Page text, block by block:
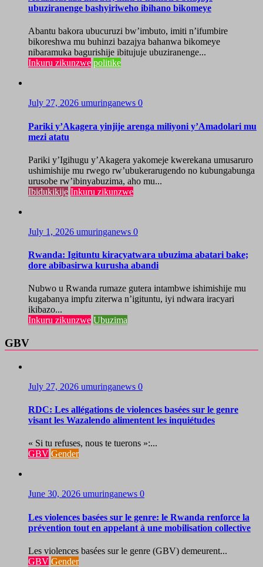
ubuziranenge bashyiriweho ibihano bikomeye
Abantu bakora ubucuruzi bw’imbuto, imiti n’ifumbire
bikoreshwa mu buhinzi bazajya bahanwa bikomeye
nibaramuka bagurishije ibitujuje ubuziranenge...
Inkuru zikunzwe politike
July 27, 2026 umuringanews 0
Pariki y’Akagera yinjije arenga miliyoni y’Amadolari mu
mezi atatu
Pariki y’Igihugu y’Akagera yakomeje kwerekana umusaruro
ushimishije mu rwego rw’ubukerarugendo no kubungabunga
urusobe rw’ibinyabuzima, aho mu...
Ibidukikije Inkuru zikunzwe
July 1, 2026 umuringanews 0
Rwanda: Igituntu kiracyatwara ubuzima abatari bake;
dore abibasirwa kurusha abandi
Nubwo u Rwanda rumaze gutera intambwe ishimishije mu
kugabanya impfu ziterwa n’igituntu, iyi ndwara iracyari
ikibazo...
Inkuru zikunzwe Ubuzima
GBV
July 27, 2026 umuringanews 0
RDC: Les allégations de violences basées sur le genre
visant les Wazalendo alimentent les inquiétudes
« Si tu refuses, nous te tuerons »:...
GBV Gender
June 30, 2026 umuringanews 0
Les violences basées sur le genre: le Rwanda renforce la
prévention tout en appelant à une mobilisation collective
Les violences basées sur le genre (GBV) demeurent...
GBV Gender